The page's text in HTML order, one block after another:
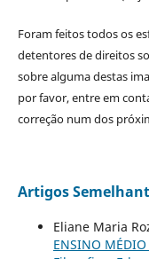
Foram feitos todos os
detentores de direitos
sobre alguma destas
por favor, entre em
correção num dos
Artigos
Eliane Maria
ENSINO MÉDIO